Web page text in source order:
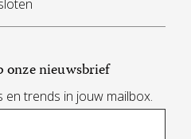
onze nieuwsbrief
en trends in jouw mailbox.